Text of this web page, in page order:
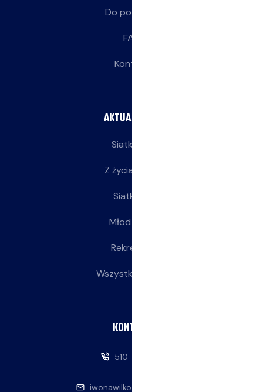
Do pobrania
FAQ
Kontakt
AKTUALNOŚCI
Siatkarze
Z życia klubu
Siatkarki
Młodziczki
Rekreacja
Wszystkie wpisy
KONTAKT
510-146-069
iwonawilkowska@interia.pl